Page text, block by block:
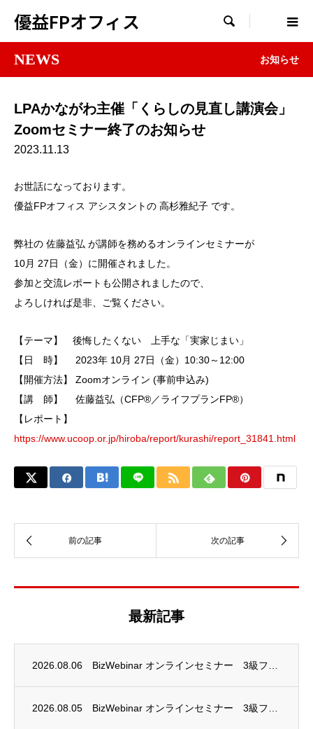
優益FPオフィス 
NEWS お知らせ
LPAかながわ主催「くらしの見直し講演会」
Zoomセミナー終了のお知らせ
2023.11.13
お世話になっております。
優益FPオフィス アシスタントの 高杉雅紀子 です。
弊社の 佐藤益弘 が講師を務めるオンラインセミナーが
10月 27日（金）に開催されました。
参加と交流レポートも公開されましたので、
よろしければ是非、ご覧ください。
【テーマ】 後悔したくない 上手な「実家じまい」
【日 時】 2023年 10月 27日（金）10:30～12:00
【開催方法】 Zoomオンライン (事前申込み)
【講 師】 佐藤益弘（CFP®／ライフプランFP®）
【レポート】
https://www.ucoop.or.jp/hiroba/report/kurashi/report_31841.html
最新記事
2026.08.06
2026.08.05